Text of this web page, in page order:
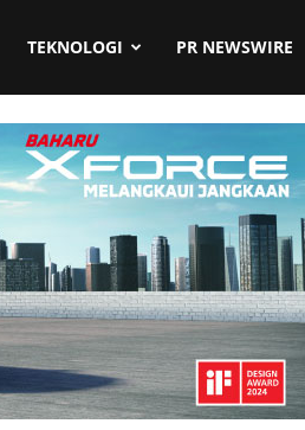
TEKNOLOGI PR NEWSWIRE